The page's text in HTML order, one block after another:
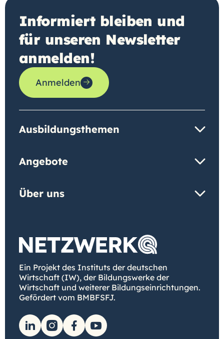
Informiert bleiben und
für unseren Newsletter
anmelden!
Anmelden
Ausbildungsthemen
Angebote
Über uns
Ein Projekt des Instituts der deutschen
Wirtschaft (IW), der Bildungswerke der
Wirtschaft und weiterer Bildungseinrichtungen.
Gefördert vom BMBFSFJ.